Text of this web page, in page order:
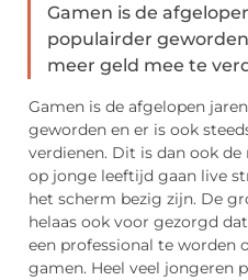
Gamen is de
populairder
meer geld mee te
Gamen is de afgelopen
geworden en er is ook
verdienen. Dit is dan ook
op jonge leeftijd gaan live
het scherm bezig zijn. De
helaas ook voor gezorgd
een professional te worden
gamen. Heel veel jongeren